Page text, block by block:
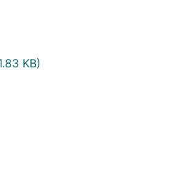
Jorge Garces